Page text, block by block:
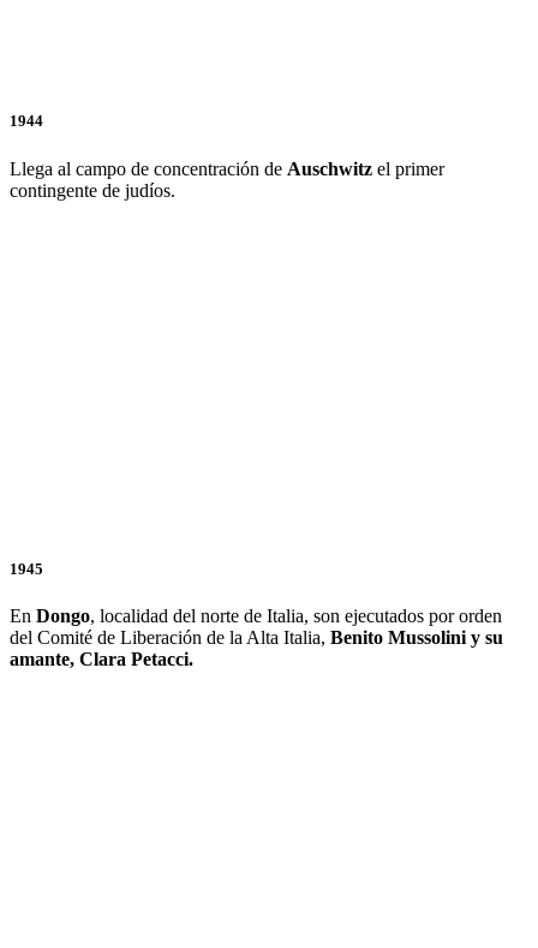
1944
Llega al campo de concentración de Auschwitz el primer
contingente de judíos.
1945
En Dongo, localidad del norte de Italia, son ejecutados por orden
del Comité de Liberación de la Alta Italia, Benito Mussolini y su
amante, Clara Petacci.